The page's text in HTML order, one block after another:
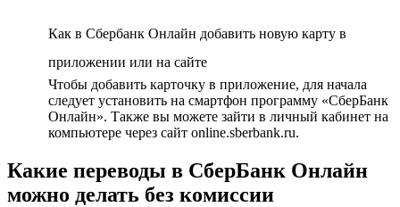
Как в Сбербанк Онлайн добавить новую карту в
приложении или на сайте
Чтобы добавить карточку в приложение, для начала
следует установить на смартфон программу «СберБанк
Онлайн». Также вы можете зайти в личный кабинет на
компьютере через сайт online.sberbank.ru.
Какие переводы в СберБанк Онлайн
можно делать без комиссии